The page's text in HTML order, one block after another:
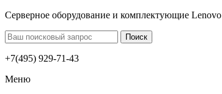
Серверное оборудование и комплектующие Lenovo
+7(495) 929-71-43
Меню